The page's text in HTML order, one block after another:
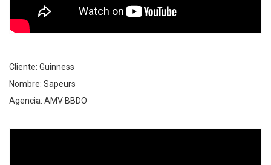
Cliente: Guinness
Nombre: Sapeurs
Agencia: AMV BBDO